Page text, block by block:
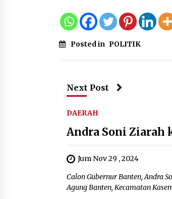
Posted in POLITIK
Next Post
DAERAH
Andra Soni Ziarah
Jum Nov 29 , 2024
Calon Gubernur Banten, Andra
Agung Banten, Kecamatan